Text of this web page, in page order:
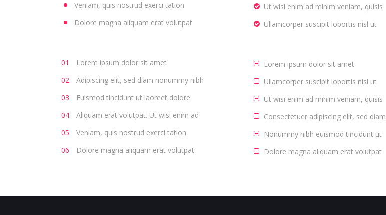
Veniam, quis nostrud exerci tation
Dolore magna aliquam erat volutpat
Ut wisi enim ad minim veniam, quisis
Ullamcorper suscipit lobortis nisl ut
Lorem ipsum dolor sit amet
Adipiscing elit, sed diam nonummy nibh
Euismod tincidunt ut laoreet dolore
Aliquam erat volutpat. Ut wisi enim ad
Veniam, quis nostrud exerci tation
Dolore magna aliquam erat volutpat
Lorem ipsum dolor sit amet
Ullamcorper suscipit lobortis nisl ut
Ut wisi enim ad minim veniam, quisis
Consectetuer adipiscing elit, sed diam
Nonummy nibh euismod tincidunt ut
Dolore magna aliquam erat volutpat